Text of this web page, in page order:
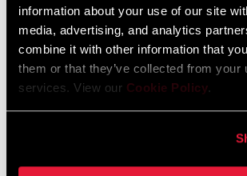
information about your use of our site
media, advertising, and analytics
combine it with other information that
them or that they’ve collected from your
services. View our Cookie Policy.